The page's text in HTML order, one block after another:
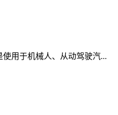
用于机械人、从动驾驶汽...